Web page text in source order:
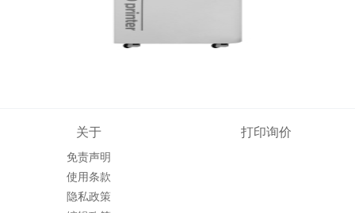
关于
免责声明
使用条款
隐私政策
打印询价